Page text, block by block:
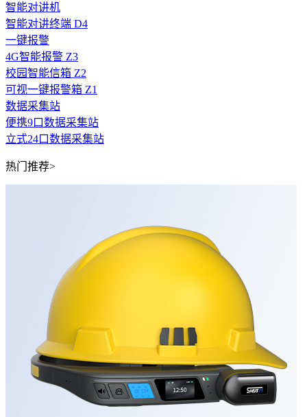
智能对讲机
智能对讲终端 D4
一键报警
4G智能报警 Z3
校园智能信箱 Z2
可视一键报警箱 Z1
数据采集站
便携9口数据采集站
立式24口数据采集站
热门推荐>